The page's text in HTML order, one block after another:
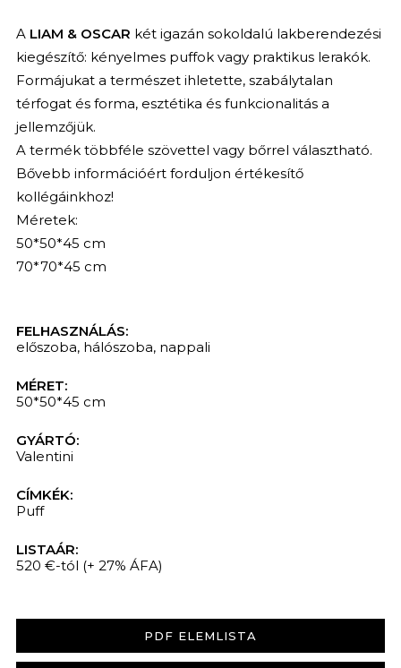
A LIAM & OSCAR két igazán sokoldalú lakberendezési
kiegészítő: kényelmes puffok vagy praktikus lerakók.
Formájukat a természet ihletette, szabálytalan
térfogat és forma, esztétika és funkcionalitás a
jellemzőjük.
A termék többféle szövettel vagy bőrrel választható.
Bővebb információért forduljon értékesítő
kollégáinkhoz!
Méretek:
50*50*45 cm
70*70*45 cm
FELHASZNÁLÁS:
előszoba, hálószoba, nappali
MÉRET:
50*50*45 cm
GYÁRTÓ:
Valentini
CÍMKÉK:
Puff
LISTAÁR:
520 €-tól (+ 27% ÁFA)
PDF ELEMLISTA